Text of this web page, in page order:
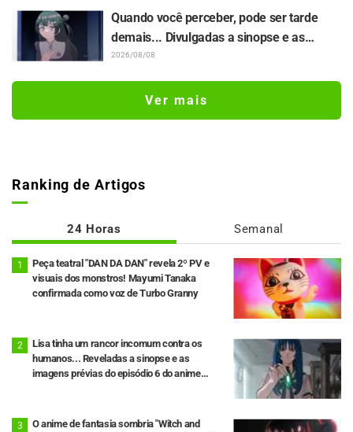
Apotecária" ganham figuras detalhadas
Quando você perceber, pode ser tarde
demais... Divulgadas a sinopse e as
imagens prévias do episódio 8 do anime
2026/08/08
Ver mais
Ranking de Artigos
24 Horas Semanal
Peça teatral "DAN DA DAN" revela 2º PV e
visuais dos monstros! Mayumi Tanaka
confirmada como voz de Turbo Granny
Lisa tinha um rancor incomum contra os
humanos... Reveladas a sinopse e as
imagens prévias do episódio 6 do anime
O anime de fantasia sombria "Witch and